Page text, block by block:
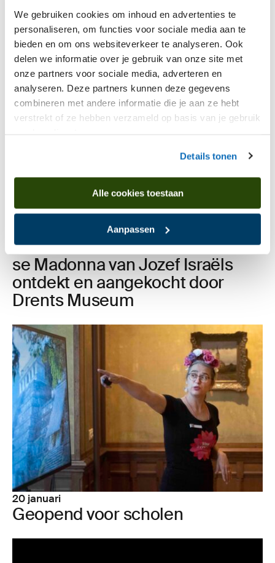
We gebruiken cookies om inhoud en advertenties te
personaliseren, om functies voor sociale media aan te
bieden en om ons websiteverkeer te analyseren. Ook
delen we informatie over je gebruik van onze site met
onze partners voor sociale media, adverteren en
analyseren. Deze partners kunnen deze gegevens
combineren met andere informatie die je aan ze hebt
verstrekt of ze hebben verzameld op basis van je gebruik
Details tonen
Alle cookies toestaan
Aanpassen
13 mei
Suc­ces­vol­le samen­wer­king Van­
boeij­en, Drents Museum enICO
in pro­ject Frida dicht­bij
Onbe­ken­de voor­stu­die de Drent­
se Madon­na van Jozef Isra­ëls
ont­dekt en aan­ge­kocht door
Drents Museum
20 januari
Geo­pend voor scho­len